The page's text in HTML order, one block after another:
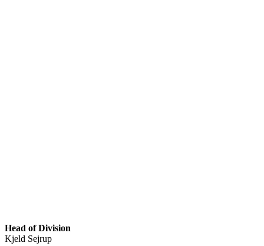
Head of Division
Kjeld Sejrup